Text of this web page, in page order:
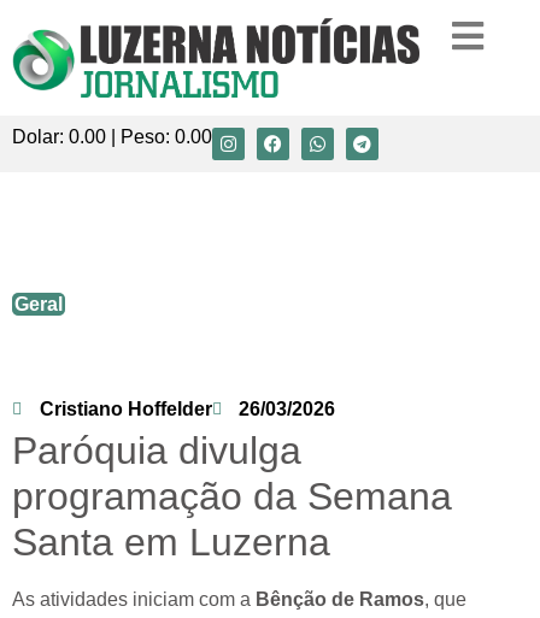
Dolar: 0.00 | Peso: 0.00
Geral
Cristiano Hoffelder 26/03/2026
Paróquia divulga
programação da Semana
Santa em Luzerna
As atividades iniciam com a Bênção de Ramos, que